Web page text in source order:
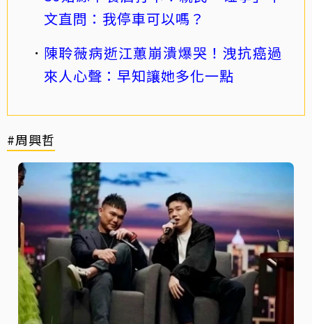
文直問：我停車可以嗎？
陳聆薇病逝江蕙崩潰爆哭！洩抗癌過
來人心聲：早知讓她多化一點
#周興哲